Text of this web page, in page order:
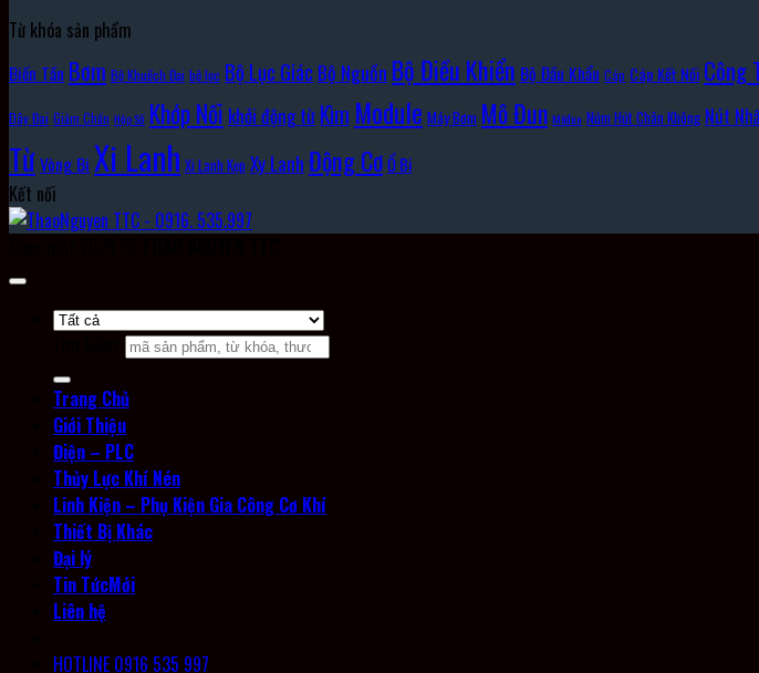
Từ khóa sản phẩm
Biến Tần Bơm Bộ Khuếch Đại bộ lọc Bộ Lục Giác Bộ Nguồn Bộ Điều Khiển Bộ Đầu Khẩu Cáp Cáp Kết Nối Công
Dây Đai Giảm Chấn Hộp Số Khớp Nối khởi động từ Kìm Module Máy Bơm Mô Đun Môđun Núm Hút Chân Không Nút
TừVòng Bi Xi Lanh Xi Lanh Kẹp Xy LanhĐộng CơỔ Bi
Kết nối
Trang Chủ
Giới Thiệu
Điện – PLC
Thủy Lực Khí Nén
Linh Kiện – Phụ Kiện Gia Công Cơ Khí
Thiết Bị Khác
Đại lý
Tin Tức
Liên hệ
HOTLINE 0916 535 997